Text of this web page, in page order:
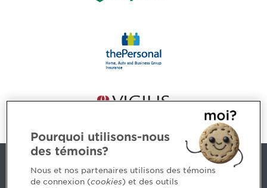
Contact us
Pourquoi utilisons-nous
des témoins?
Nous et nos partenaires utilisons des témoins
de connexion (cookies) et des outils